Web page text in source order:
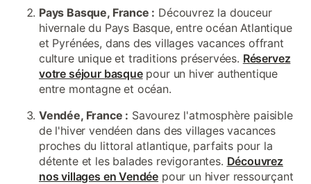
Pays Basque, France : Découvrez la douceur
hivernale du Pays Basque, entre océan Atlantique
et Pyrénées, dans des villages vacances offrant
culture unique et traditions préservées. Réservez
votre séjour basquepour un hiver authentique
entre montagne et océan.
Vendée, France : Savourez l'atmosphère paisible
de l'hiver vendéen dans des villages vacances
proches du littoral atlantique, parfaits pour la
détente et les balades revigorantes. Découvrez
nos villages en Vendée pour un hiver ressourçant